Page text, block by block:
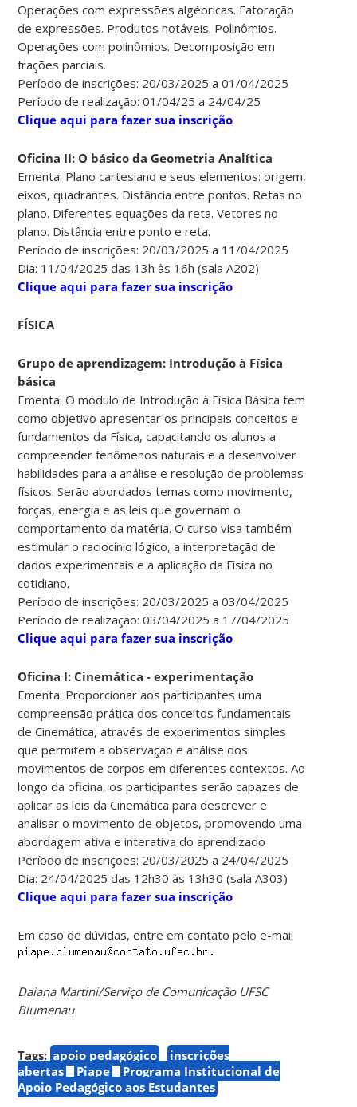
Operações com expressões algébricas. Fatoração
de expressões. Produtos notáveis. Polinômios.
Operações com polinômios. Decomposição em
frações parciais.
Período de inscrições: 20/03/2025 a 01/04/2025
Período de realização: 01/04/25 a 24/04/25
Clique aqui para fazer sua inscrição
Oficina II: O básico da Geometria Analítica
Ementa: Plano cartesiano e seus elementos: origem,
eixos, quadrantes. Distância entre pontos. Retas no
plano. Diferentes equações da reta. Vetores no
plano. Distância entre ponto e reta.
Período de inscrições: 20/03/2025 a 11/04/2025
Dia: 11/04/2025 das 13h às 16h (sala A202)
Clique aqui para fazer sua inscrição
FÍSICA
Grupo de aprendizagem: Introdução à Física
básica
Ementa: O módulo de Introdução à Física Básica tem
como objetivo apresentar os principais conceitos e
fundamentos da Física, capacitando os alunos a
compreender fenômenos naturais e a desenvolver
habilidades para a análise e resolução de problemas
físicos. Serão abordados temas como movimento,
forças, energia e as leis que governam o
comportamento da matéria. O curso visa também
estimular o raciocínio lógico, a interpretação de
dados experimentais e a aplicação da Física no
cotidiano.
Período de inscrições: 20/03/2025 a 03/04/2025
Período de realização: 03/04/2025 a 17/04/2025
Clique aqui para fazer sua inscrição
Oficina I: Cinemática - experimentação
Ementa: Proporcionar aos participantes uma
compreensão prática dos conceitos fundamentais
de Cinemática, através de experimentos simples
que permitem a observação e análise dos
movimentos de corpos em diferentes contextos. Ao
longo da oficina, os participantes serão capazes de
aplicar as leis da Cinemática para descrever e
analisar o movimento de objetos, promovendo uma
abordagem ativa e interativa do aprendizado
Período de inscrições: 20/03/2025 a 24/04/2025
Dia: 24/04/2025 das 12h30 às 13h30 (sala A303)
Clique aqui para fazer sua inscrição
Em caso de dúvidas, entre em contato pelo e-mail
Daiana Martini/Serviço de Comunicação UFSC
Blumenau
Tags: apoio pedagógico
inscrições
abertas
Piape
Programa Institucional de
Apoio Pedagógico aos Estudantes